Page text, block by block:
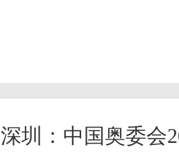
深圳：中国奥委会